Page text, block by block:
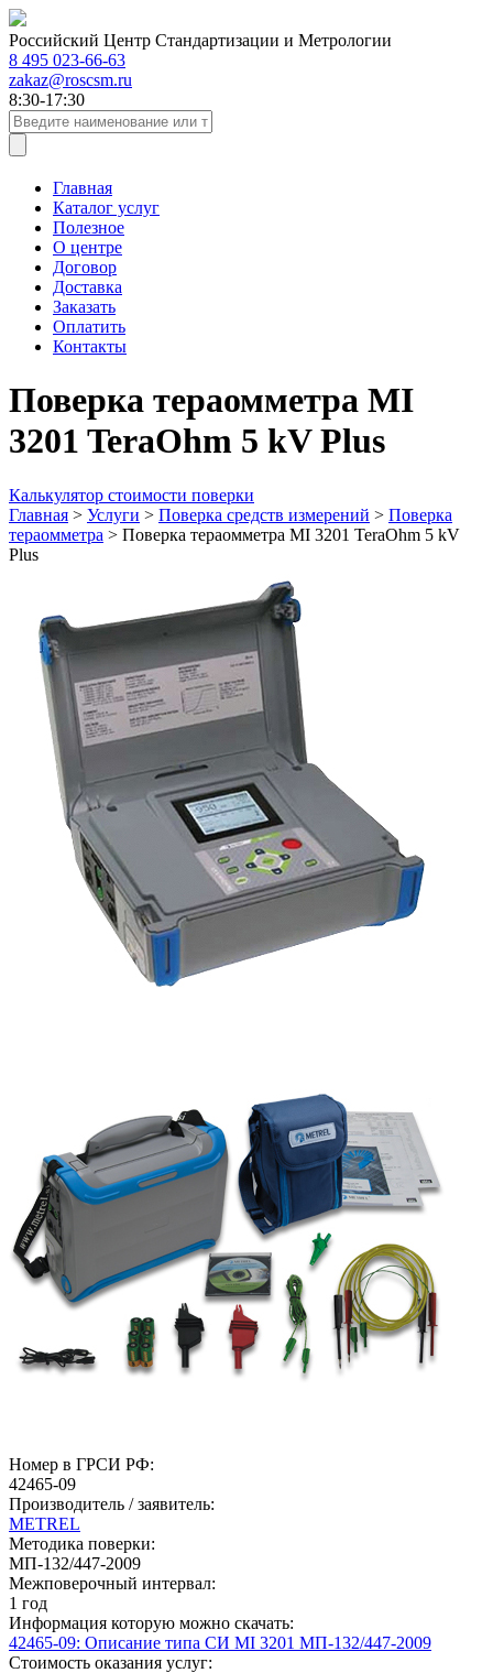
Российский Центр Стандартизации и Метрологии
8 495 023-66-63
zakaz@roscsm.ru
8:30-17:30
Главная
Каталог услуг
Полезное
О центре
Договор
Доставка
Заказать
Оплатить
Контакты
Поверка тераомметра MI
3201 TeraOhm 5 kV Plus
Калькулятор стоимости поверки
Главная > Услуги > Поверка средств измерений > Поверка
тераомметра > Поверка тераомметра MI 3201 TeraOhm 5 kV
Plus
Номер в ГРСИ РФ:
42465-09
Производитель / заявитель:
METREL
Методика поверки:
МП-132/447-2009
Межповерочный интервал:
1 год
Информация которую можно скачать:
42465-09: Описание типа СИ MI 3201 МП-132/447-2009
Стоимость оказания услуг: